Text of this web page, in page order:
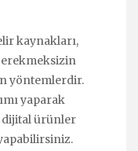
kaynakları,
yöntemlerdir.
yaparak
dijital ürünler